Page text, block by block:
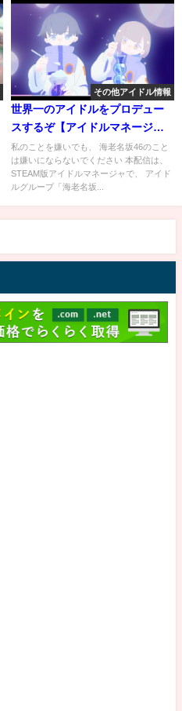
その他アイドル情報
世界一のアイドルをプロデュー
スするぞ【アイドルマネージャ
ー】#2
私のことを嫌いでも、 海老名坂46のこと
は嫌いにならないでください 本配信は、
STEAM版アイドルマネージャで、 アイド
ルグループ「海老名坂...